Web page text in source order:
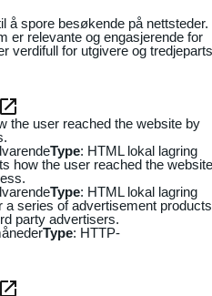
å spore besøkende på nettsteder.
er relevante og engasjerende for
verdifull for utgivere og tredjeparts
the user reached the website by
Type: HTML lokal lagring
how the user reached the website
Type: HTML lokal lagring
a series of advertisement products
party advertisers.
Type: HTTP-